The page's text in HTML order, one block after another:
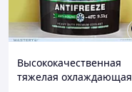
Высококачественная
тяжелая охлаждающая